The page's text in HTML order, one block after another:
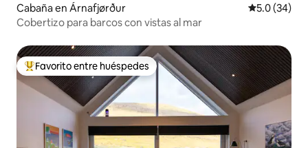
Cabaña en Árnafjørður Calificación
5.0 (34)
Cobertizo para barcos con vistas al mar
Favorito entre huéspedes preferido
Favorito entre huéspedes